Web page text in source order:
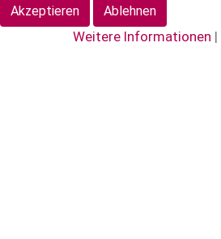
Akzeptieren Ablehnen
Weitere Informationen |